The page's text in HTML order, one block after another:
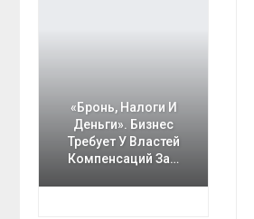
«Бронь, Налоги И
Деньги». Бизнес
Требует У Властей
Компенсаций За…